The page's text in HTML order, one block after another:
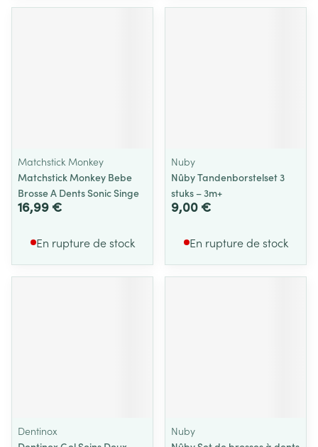
Matchstick Monkey
Matchstick Monkey Bebe
Brosse A Dents Sonic Singe
16,99 €
En rupture de stock
Nuby
Nûby Tandenborstelset 3
stuks – 3m+
9,00 €
En rupture de stock
Dentinox
Nuby